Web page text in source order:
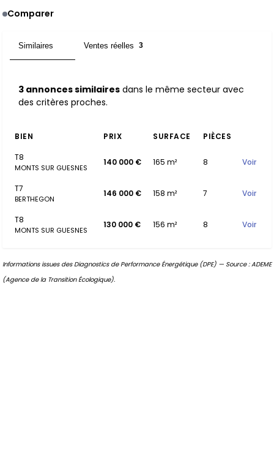
Comparer
Similaires Ventes réelles 3
3 annonces similaires dans le même secteur avec
des critères proches.
BIEN PRIX SURFACE
PIÈCES
T8
MONTS SUR GUESNES
140 000 € 165 m² 8 Voir
T7
BERTHEGON
146 000 € 158 m² 7 Voir
T8
MONTS SUR GUESNES
130 000 € 156 m² 8 Voir
Informations issues des Diagnostics de Performance Énergétique (DPE) — Source : ADEME
(Agence de la Transition Écologique).